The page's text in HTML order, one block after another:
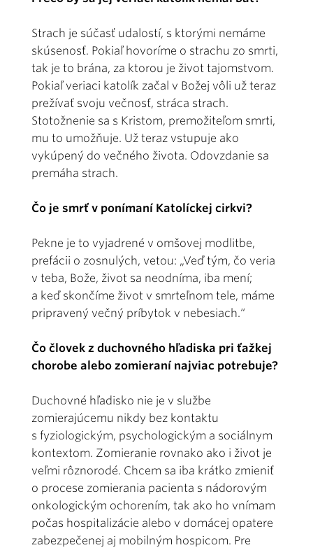
Strach je súčasť udalostí, s ktorými nemáme
skúsenosť. Pokiaľ hovoríme o strachu zo smrti,
tak je to brána, za ktorou je život tajomstvom.
Pokiaľ veriaci katolík začal v Božej vôli už teraz
prežívať svoju večnosť, stráca strach.
Stotožnenie sa s Kristom, premožiteľom smrti,
mu to umožňuje. Už teraz vstupuje ako
vykúpený do večného života. Odovzdanie sa
premáha strach.
Čo je smrť v ponímaní Katolíckej cirkvi?
Pekne je to vyjadrené v omšovej modlitbe,
prefácii o zosnulých, vetou: „Veď tým, čo veria
v teba, Bože, život sa neodníma, iba mení;
a keď skončíme život v smrteľnom tele, máme
pripravený večný príbytok v nebesiach.“
Čo človek z duchovného hľadiska pri ťažkej
chorobe alebo zomieraní najviac potrebuje?
Duchovné hľadisko nie je v službe
zomierajúcemu nikdy bez kontaktu
s fyziologickým, psychologickým a sociálnym
kontextom. Zomieranie rovnako ako i život je
veľmi rôznorodé. Chcem sa iba krátko zmieniť
o procese zomierania pacienta s nádorovým
onkologickým ochorením, tak ako ho vnímam
počas hospitalizácie alebo v domácej opatere
zabezpečenej aj mobilným hospicom. Pre